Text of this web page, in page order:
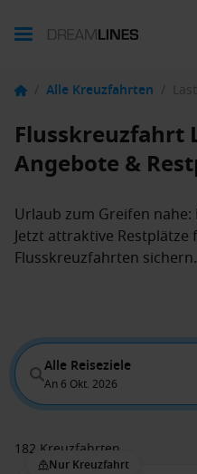
/ Alle Kreuzfahrten /
Flusskreuzfahrt
Angebote &
Urlaub zum Greifen
Jetzt attraktive
Flusskreuzfahrten sichern.
Alle Reiseziele
An 6 Okt. 2026
182 Kreuzfahrten
Nur Kreuzfahrt